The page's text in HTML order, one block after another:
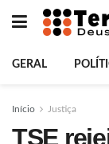
GERAL
Início Justiça
TSE